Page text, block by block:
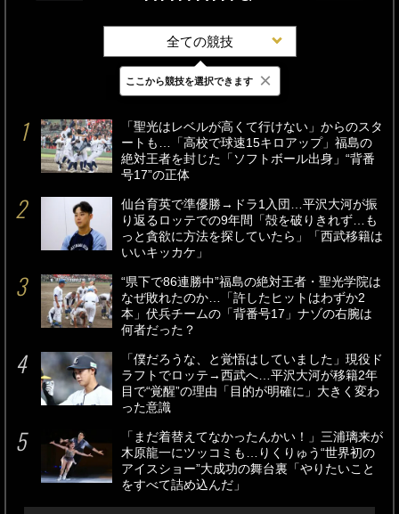
全ての競技
最新 24時間 週間
「聖光はレベルが高くて行けない」からのスタ
ートも…「高校で球速15キロアップ」福島の
絶対王者を封じた「ソフトボール出身」“背番
号17”の正体
仙台育英で準優勝→ドラ1入団…平沢大河が振
り返るロッテでの9年間「殻を破りきれず…も
っと貪欲に方法を探していたら」「西武移籍は
いいキッカケ」
“県下で86連勝中”福島の絶対王者・聖光学院は
なぜ敗れたのか…「許したヒットはわずか2
本」伏兵チームの「背番号17」ナゾの右腕は
何者だった？
「僕だろうな、と覚悟はしていました」現役ド
ラフトでロッテ→西武へ…平沢大河が移籍2年
目で“覚醒”の理由「目的が明確に」大きく変わ
った意識
「まだ着替えてなかったんかい！」三浦璃来が
木原龍一にツッコミも…りくりゅう“世界初の
アイスショー”大成功の舞台裏「やりたいこと
をすべて詰め込んだ」
ここから競技を選択できます ×